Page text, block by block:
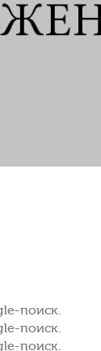
поиск.
поиск.
поиск.